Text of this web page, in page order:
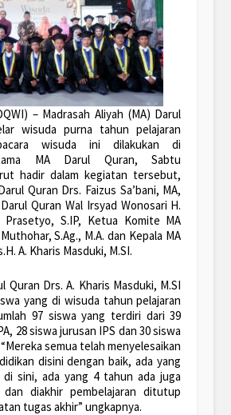
– Madrasah Aliyah (MA) Darul
wisuda purna tahun pelajaran
wisuda ini dilakukan di
MA Darul Quran, Sabtu
hadir dalam kegiatan tersebut,
Quran Drs. Faizus Sa’bani, MA,
Quran Wal Irsyad Wonosari H.
Prasetyo, S.IP, Ketua Komite MA
S.Ag., M.A. dan Kepala MA
A. Kharis Masduki, M.SI.
Quran Drs. A. Kharis Masduki, M.SI
yang di wisuda tahun pelajaran
97 siswa yang terdiri dari 39
28 siswa jurusan IPS dan 30 siswa
semua telah menyelesaikan
disini dengan baik, ada yang
sini, ada yang 4 tahun ada juga
diakhir pembelajaran ditutup
tugas akhir” ungkapnya.